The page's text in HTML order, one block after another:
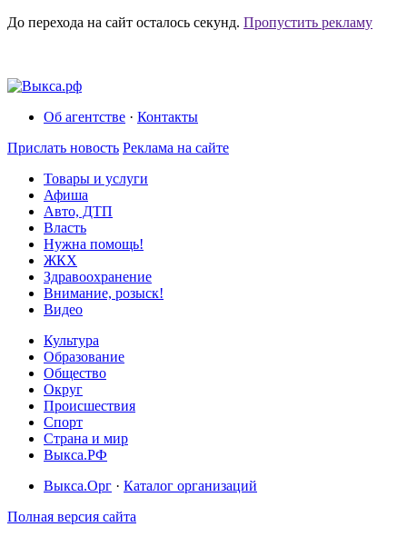
До перехода на сайт осталось секунд. Пропустить рекламу
Об агентстве · Контакты
Прислать новость Реклама на сайте
Товары и услуги
Афиша
Авто, ДТП
Власть
Нужна помощь!
ЖКХ
Здравоохранение
Внимание, розыск!
Видео
Культура
Образование
Общество
Округ
Происшествия
Спорт
Страна и мир
Выкса.РФ
Выкса.Орг · Каталог организаций
Полная версия сайта